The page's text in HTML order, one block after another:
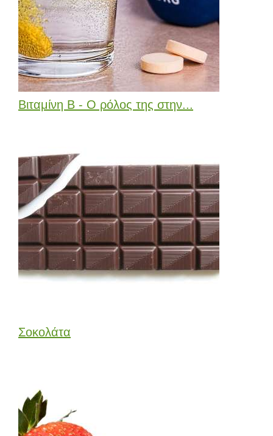
Βιταμίνη Β - Ο ρόλος της στην...
Σοκολάτα